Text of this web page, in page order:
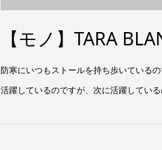
【モノ】TARA
防寒にいつもストールを持ち歩いている
活躍しているのですが、次に活躍してい